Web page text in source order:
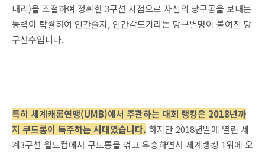
내리)을 조절하여 정확한 3쿠션 지점으로 자신의 당구공을 보내는
능력이 탁월하여 인간줄자, 인간각도기라는 당구별명이 붙여진 당
구선수입니다.
특히 세계캐롬연맹(UMB)에서 주관하는 대회 랭킹은 2018년까
지 쿠드롱이 독주하는 시대였습니다. 하지만 2018년말에 열린 세
계3쿠션 월드컵에서 쿠드롱을 꺾고 우승하면서 세계랭킹 1위에 오